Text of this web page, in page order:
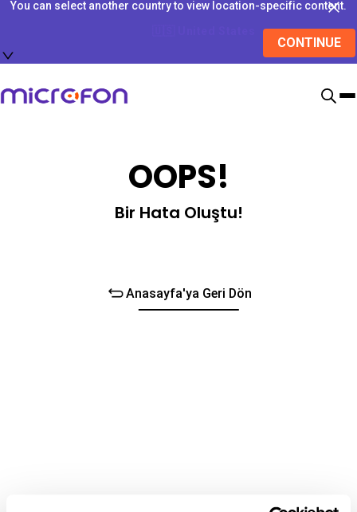
You can select another country to view location-specific content.
CONTINUE
OOPS!
Bir Hata Oluştu!
Anasayfa'ya Geri Dön